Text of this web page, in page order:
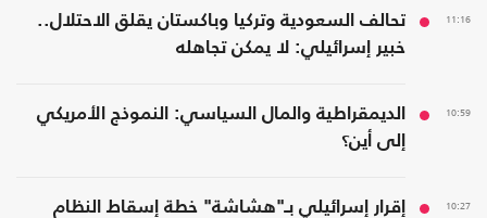
11:16
تحالف السعودية وتركيا وباكستان يقلق الاحتلال..
خبير إسرائيلي: لا يمكن تجاهله
10:59
الديمقراطية والمال السياسي: النموذج الأمريكي
إلى أين؟
10:27
إقرار إسرائيلي بـ"هشاشة" خطة إسقاط النظام